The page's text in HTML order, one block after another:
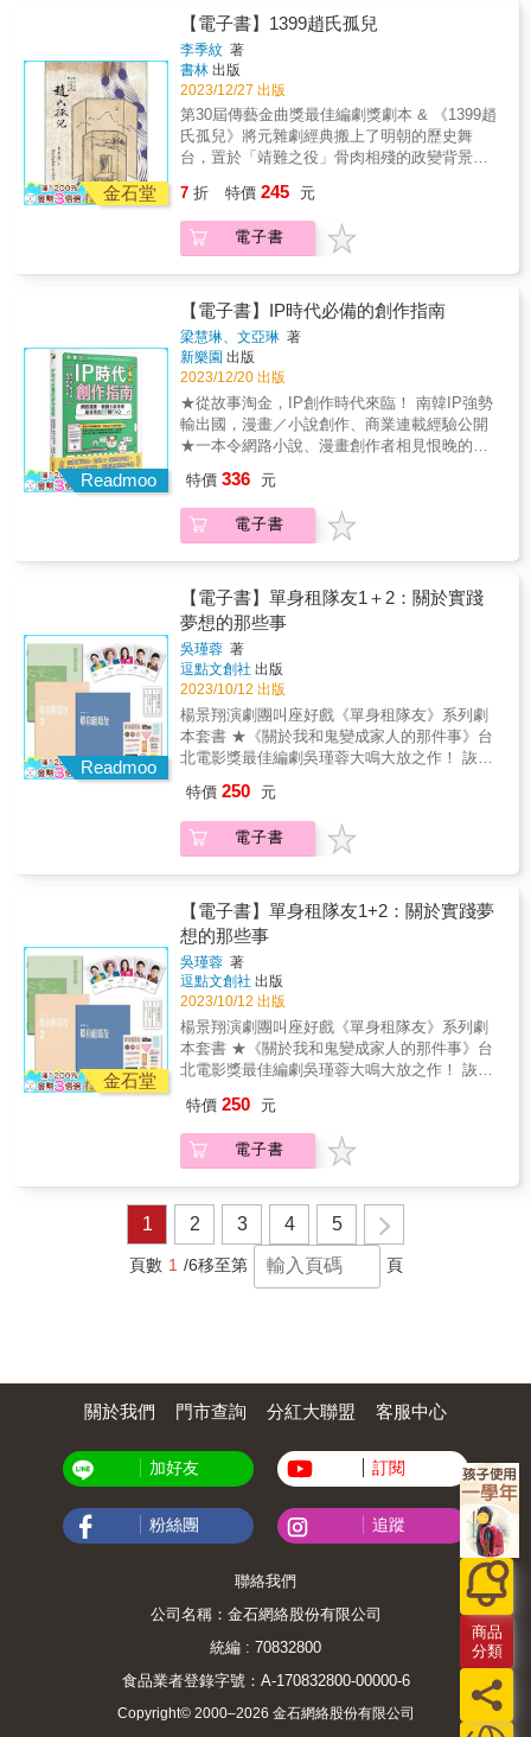
程中的試煉，英雄必須克服或避開它們。待在
舒適圈（或留在安慰者的懷抱），這個誘惑可
以很強烈，甚至有時可能難以抗拒。但英雄必
須拒絕這個誘惑、繼續前進，勇敢高貴地面對
前方的危險。9. 向父親贖罪：這是旅程當中，
英雄情感最脆弱的環節。他在這個點上必須正
視自己性格中某個從第一幕就開始牽絆他的面
向，而它在接下來的故事高潮中會決定他的命
運。儘管這個階段在字面上看似專指男性，但
改變，成長為一個能力更強的人，比如哈利波
特必須從失去鄧不利多（某種父親形象）的傷
痛中平復，此後獨力對抗佛地魔。10. 神化：英
雄必須抱著一份自信與清明的意識面對「神
化」議題。這是英雄在旅程中達致更崇高觀點
（perspective）的階段，往往以英雄「故我」
（former self）之死的方式來體現，但有時也會
以一種豁然開朗的態度來詮釋，是導向敘事高
潮的一個突破點。這個階段通常是將英雄推向
最後勝利的動因。11. 終極的恩賜：這是故事的
實質高潮，指推展劇情的物件、人物或目標，
是驅動英雄動機之關鍵事物，但不必然詳細具
體，比如在《黑色追緝令》中，從來沒有具體
交代皮箱裡究竟是什麼東西，這只皮箱卻引領
了所有角色展開這場瘋狂的旅程。◎第三幕：
如今可能顯得非常遜色，因此拒絕回歸，況且
回歸的旅程也可能非常危險。「回歸」是「英
雄旅程」第三幕的開端，雖然比「啟程」短，
但也應該包含衝突在內。13. 魔幻脫逃：這是英
雄（一行人）必須逃出生天的關鍵點，通常會
需要旅途上遭遇之人物提供的協助，比如《綠
野仙蹤》裡桃樂絲想回到堪薩斯就需要憑藉超
凡的信念。14. 外來的救援：英雄有時必須借助
外力走出死亡的蔭谷，比如《魔戒》的佛羅多
雖然摧毀了宰制他們所有人的魔戒後，但這不
候，第二幕出現的那些巨鷹再次現身，成了他
們的工具。15. 跨越回歸的門檻：當英雄踏上歸
鄉的路途，這時候應該公開展現他們性格中的
混亂與紛擾，回到家鄉。已不同於過往的英
雄，一定很難適應原來的世界，經歷一種類似
創傷症候群的時期。16. 兩個世界的主人：英雄
在旅程中學到了許多，並且將它們帶回家鄉。
不論在踏上旅程之前，他們有過怎樣的遭遇，
都跟他們後來的經歷相形失色。英雄這時已經
更有能力，也更堅毅。他們征服了不尋常的世
界，現在也可以駕馭現實世界了。17. 自在的生
雄，生命變得更為豐富完整，生活也更自在從
容。就許多方面來說，「英雄旅程」展現的是
個人／角色某個層面的死亡、重生為「全新之
人」的故事。變動是恆常的。「英雄旅程」是
／生活的變動、面對自己的失敗後再繼續往前
看、如何縝密規劃使故事成為可能的過程。這
是一份信仰聲明，證明為故事發聲及提供形式
的藝術與工作至為重要。——Zach Riddley，
華特迪士尼幻想工程創意組合執行長對我們長
期職業生涯都在沉浸式敘事世界裡錘鍊的人來
說，我們已經明白，我們的道路不是一種選
擇，而是我們被拋到這地球上要去做的事。這
或缺的工具。 無論你面臨什麼問題，無論挑戰
多大，或是在哪個行業裡，所有解決問題的根
本都是故事。去識別一個引人入勝的故事，並
司負責人。無論你創造令人難忘的體驗是取自
歷史、或是來自想像，也不論你是資深的說故
事人，還是才剛起步探索故事的力量，瑪格麗
特提供了一本精彩好讀的書，制定了堅實的框
架，讓我們得以透過故事了解自己與他人，積
極建立獨特的聯繫。——Taylor Stoermer，約
翰‧霍普金斯大學高階學術課程博物館與遺產研
究講師 我認為沒有比瑪格麗特‧凱瑞森透過這個
沉浸式說故事的世界更好的指南了。 這本書就
解，並借鑑她在這個行業積累的智慧和經驗。
無論你是希望進入這個刺激的媒介，還是經驗
豐富的老手，都會發現許多的靈感。 跟著瑪格
麗特的帶領，你不會後悔的！——Steven
Spiegel，華特迪士尼幻想工程故事編輯長 在參
加一次精彩的沉浸式製作後，許多人都對嘗試
製作一件橫空出世的作品有所啟發。絕大多數
人很快就發現不知道該從哪裡做開。 終於，瑪
格麗特‧凱瑞森給了他們答案。就是這個。帶著
這本書。他們從這本書開始。——Noah J.
Nelson，No Proscenium發行人
書籍《沉浸式敘事法》終於讓我們有一本為適
地性娛樂製作故事的權威指南，以她在故事工
藝方面的真實世界經驗為後盾。無論你在哪個
領域，這本書都會幫你創造引人入勝的故事，
捕捉並緊握觀眾的心和注意力。——Bob
Rogers，BRC Imagination Arts創辦人兼執行
長瑪格麗特‧凱瑞森《沉浸式敘事法》寫得就像
對普世敘事的熱愛，為讀者創造一份路線圖，
Williams，獲獎製作人，Kinetic Energy
Entertainment共同創辦人沉浸式敘事是非凡的
藝術，把我們的思緒帶去其他地方，帶到新
的、令人興奮的東西上。 故事就在我們身邊，
是我們的一部分。這本書幫助我們更瞭解如何
看、如何縝密規劃使故事成為可能的過程。這
是一份信仰聲明，證明為故事發聲及提供形式
的藝術與工作至為重要。——Zach Riddley，
華特迪士尼幻想工程創意組合執行長對我們長
期職業生涯都在沉浸式敘事世界裡錘鍊的人來
說，我們已經明白，我們的道路不是一種選
擇，而是我們被拋到這地球上要去做的事。這
本書為所有不同專業領域的說故事人提供不可
或缺的工具。 無論你面臨什麼問題，無論挑戰
多大，或是在哪個行業裡，所有解決問題的根
答案。——Valerie Faithorn，故事空間設計公
司負責人。無論你創造令人難忘的體驗是取自
歷史、或是來自想像，也不論你是資深的說故
事人，還是才剛起步探索故事的力量，瑪格麗
特提供了一本精彩好讀的書，制定了堅實的框
架，讓我們得以透過故事了解自己與他人，積
極建立獨特的聯繫。——Taylor Stoermer，約
翰‧霍普金斯大學高階學術課程博物館與遺產研
究講師 我認為沒有比瑪格麗特‧凱瑞森透過這個
沉浸式說故事的世界更好的指南了。 這本書就
解，並借鑑她在這個行業積累的智慧和經驗。
無論你是希望進入這個刺激的媒介，還是經驗
豐富的老手，都會發現許多的靈感。 跟著瑪格
麗特的帶領，你不會後悔的！——Steven
Spiegel，華特迪士尼幻想工程故事編輯長 在參
加一次精彩的沉浸式製作後，許多人都對嘗試
製作一件橫空出世的作品有所啟發。絕大多數
人很快就發現不知道該從哪裡做開。 終於，瑪
格麗特‧凱瑞森給了他們答案。就是這個。帶著
這本書。他們從這本書開始。——Noah J.
Nelson，No Proscenium發行人
了創作者的想像力，得以用更多的細節塑造出
這些生動的人物，成為經典的影視或文學角
色。 ◆從理解原型出發，幫助你學會運用原型
來創造獨特的角色，開展原創的故事。 &bull;
運用原型的時候也需要發揮創意：《黑道家
族》（The Sopranos）影集裡黑幫老大東尼是
這個原型，《歡樂單身派對》（Seinfeld）影集
的傑瑞‧史菲德則是此一原型的喜劇變化版；
《異形》（Alien）裡的雪歌妮薇佛角色的原型
是「雅馬遜女戰士」，《麻辣女王》（Miss
Congeniality）裡的珊卓布拉克角色也是！
&bull;結合不同的原型，讓角色更真實：就像我
下，主導的原型會出面接管，構成角色的一致
性。 ◆為角色選擇「陰性旅程」或「陽性旅
程」，擴充你筆下的故事「陰性」係指主角深
入自己的內心世界，整個故事中從頭到尾一直
在改變，從覺醒到重生，例如《鐵達尼號》的
羅絲；「陽性」指主角一直抗拒內心的改變，
直到必須做出抉擇，是要覺醒後取得勝利，抑
或抗拒改變後失敗，例如《白鯨記》的亞哈船
長。 成功的人物塑造不脫心理原型。 角色的歷
者進行人物設定的必備工具書，引導他們為角
色創作出有血有肉的豐富形象，以此為基礎上
再加入情節，幫助筆下的人物踏上他們應該選
擇的旅程。 對於那些只是單純喜愛故事的一般
讀者，本書不只可以教會他們解構文學、影視
作品，懂得歸納角色的性格特質，發現他們與
其選擇的旅程之間的必然性，成為「深度」閱
聽者，更可以透過本書真正地認識自己，解開
你一直不明所以的性格之謎，因為，「原型」
比你更了解你自己。 專業推薦 ◆故事寫作 子
雍｜故事結構課程講師 東默農｜知名編劇講師
郝譽翔｜國立台北教育大學語創系教授 劉梓潔
師 蘇恂慧｜璞成心遇空間心理諮商所所長／心
理叢書作家 蘇益賢｜臨床心理師 （依姓氏筆畫
序） &
物？ 脫胎台灣五大奇案，探問世上因果百態──
& 每個城市都有一顆擁有者賣不掉、一般人買
不起的都市之瘤。那是一座住商混合大樓，因
形形色色理由而終究在精華地段荒蕪，風波不
斷、再起不能。 & 《十殿》就是以這樣一棟大
樓為背景，加上「台灣五大奇案」元素發展交
織的十段故事。〈奈何橋〉與〈輪迴道〉互有
關聯又可獨自成篇，起自九〇年代的風華，到
近未來，跨距三十年，展演人們生活在其中的
際大樓」落成在即，卻有人墜樓身亡。以工安
意外事故結案後，大樓風光開幕，立即成為青
年男女歡灑青春的娛樂所在，樓中套雅房也祕
密活躍著各種聲色犬馬。而九二一地震讓一切
風雲變色，大樓被判定為危樓，商業活動終
止，但住戶們卻遲遲沒搬出去，自成生態
&hellip;&hellip; & 它是鬼影幢幢之地，是外遇
的初始與結束，是拖不動的長照困局，是神明
面前的恐怖瀕死，是來自未來的詐騙電話，是
律師的私刑正義，是「你有愛過我嗎？」
&hellip;&hellip;一棟樓中，人間千百罪過流轉牽
連，誰能得知其因何由？其果何往？ & 本書特
色 & ‧全書為台、華語全本對照，並適時隨文附
上字詞發音，台語初學者也能友善閱讀。 ‧透過
自然生動的人物對話，培養日常語感，熟悉生
語獨有的語言之美。 &
金石堂
【電子書】1399趙氏孤兒
李季紋 著
書林 出版
2023/12/27 出版
第30屆傳藝金曲獎最佳編劇獎劇本 & 《1399趙
氏孤兒》將元雜劇經典搬上了明朝的歷史舞
台，置於「靖難之役」骨肉相殘的政變背景
脅迫其合作造反。此時朱權的戲班也從大寧來
到禁宮中，搬演了全本《趙氏孤兒》：一齣捨
身取義、感天動地的好戲，在嚴峻的政治危機
結構，重現了元雜劇蒼勁豪邁的演出盛況，並
賦予此劇與當代觀眾對話的意義。於第30屆傳
藝金曲獎獲得4項提名（最佳團體演出、最佳編
劇、最佳音樂設計、最佳個人表演新秀），並
榮獲最佳編劇獎。 & 本書特色 & 1. 國立台北藝
術大學合作出版「華劇本色」系列本土創作劇
本。 2. 重新詮釋元代雜劇《趙氏孤兒》，以及
新創編腔、曲調與音樂創作。 3. 劇本原文以標
準化台語漢字呈現，並附上英譯與戲曲曲譜，
曲創作者閱讀。 &
7 折 特價 245 元
電子書
Readmoo
【電子書】IP時代必備的創作指南
梁慧琳、文亞琳 著
新樂園 出版
2023/12/20 出版
★從故事淘金，IP創作時代來臨！ 南韓IP強勢
輸出國，漫畫／小說創作、商業連載經驗公開
★一本令網路小說、漫畫創作者相見恨晚的實
解答58個網路漫畫、小說作家最想問、沒人教
的難題 ★收錄超實用學習單，現學現用：濃縮
業界打滾多年實戰精華 & ●不管怎麼想，都卡
設定主角缺點怎麼辦？ ●一定要看讀者的留言
嗎？ ●不會寫激情畫面，還能算是BL嗎？ ●會
創作故事就好了，為什麼要交一句話大綱？ ●
終於有平台要跟我簽約了，但是這個合約條件
好嗎？ & 關於創作、商業連載的種種疑問， 從
尋找作品點子到連載後的意志管理，本書一網
打盡！ 第一本網路漫畫、網路小說等連載型內
容的故事寫作法！ & 粱慧琳、文亞琳是韓國清
江文化產業大學漫畫內容學校網路漫畫內容專
職教授，擁有豐富的網路漫畫、網路小說創作
作品及商業連載過程中，所碰到的種種問題解
答集。以前，這些問題不知該問誰，只能獨自
摸索、從做中學、土法煉鋼的方式克服；如
貼身指導。 & ◎設定故事架構，靠小說、戲劇
大師傳世的創作理論 戲劇、故事必學的三幕劇
架構，超實用講解，網路小說、漫畫創作立即
套用。 & ◎改編影視IP作品，創作技巧剖析
《死亡筆記本》、《屍速列車》、《奶酪陷
阱》、《魔道祖師》、《SWEET HOME》、
《航海王》等，人物設定、劇情安排
&hellip;&hellip;如何設定安排。 & ◎商業連載
的提案企畫書怎麼寫？ ‧寫不出吸引人的一句話
連載後，配角愈來愈多，這樣好嗎？ & 網路漫
畫、網路小說等連載故事，無法套用現有寫作
公式。因此，你需要有實戰經驗的導師引領，
解決種種遇到的各種煩惱，包括：想寫出不落
俗套的故事，如何牢牢抓住讀者的心，不斷追
更等。 & 這是一本含金量超高，直接濃縮業界
實戰經驗的工具書，想搶搭IP創作鍊金風潮的
特價 336 元
電子書
Readmoo
【電子書】單身租隊友1＋2：關於實踐
夢想的那些事
吳瑾蓉 著
逗點文創社 出版
2023/10/12 出版
楊景翔演劇團叫座好戲《單身租隊友》系列劇
本套書 ★《關於我和鬼變成家人的那件事》台
北電影獎最佳編劇吳瑾蓉大鳴大放之作！ 詼諧
會的生存面貌，直面愛情叢林中的現實生態 &
套書內含《單身租隊友》、《單身租隊友2》劇
本書！還有驚喜滿滿的《室友留言板》！ &
我們耗盡力氣找的東西真的能滿足我們嗎？」
&mdash;&mdash;編劇 吳瑾蓉 & 大齡女子的婚
育焦慮、陽剛職場上的同志困境、因為太窮被
迫斜槓的女青年......；三位共租公寓的單身室
友，在積極脫魯的過程中，陪伴彼此，面對人
生的難題。 & 「爸，你有想過，你覺得很好，
別人也會覺得很好，他為什麼要喜歡我？」 &
「你們有什麼男人在金星、女人在火星，一堆
書可以參考，我們什麼都沒有。我不知道，我
想像中的幸福，到底對不對？有人可以當同志
鐘小天后- Lulu黃路梓茵 ★百變創作藝人-又仁
★劇場喜劇女王 - Kim 程鈺婷 ★台灣漫才天團
『達康.COME』- 康康 何瑞康 ★劇場王牌笑
匠-老爹 林家麒 & 「所有『有』的東西，都是
給人看的。...但是『沒有』的東西，只有自己
知道：無煩無惱，無病無痛，無憂無愁。這些
是別人看不到的，別人不會羨慕你，但那才是
真的。」 & 「也許有一天我會妥協買房子的條
惑、難堪與空虛，引領我們體驗人生之萬萬難
【租隊友獨家典藏套裝】 ★《關於我和鬼變成
家人的那件事》台北電影獎最佳編劇吳瑾蓉，
《單身租隊友一＋二》原創版劇作書！ ★《室
友留言版》：精彩元素典藏冊，收錄室友編年
史、精彩劇照與真情留言，忠粉必藏！ ★ 五款
【室友門禁卡】【租隊友公約卡】，一次蒐
齊！ ★ 隨書附贈爆笑警世金句貼紙！讓你隨處
貼、隨時人間清醒！ & 經典金句： 「永遠不要
說自己老，你只會比現在更老，現在就是妳接
下來漫長的人生中最年輕的時候！」 「為什麼
求婚要下跪，因為結婚很恐怖啊，誰會下跪求
對方什麼事情啊？」 「有快一半的人，結婚
了，終點也是分手啊。」 「因為妳辛苦太久
特價 250 元
電子書
金石堂
【電子書】單身租隊友1+2：關於實踐夢
想的那些事
吳瑾蓉 著
逗點文創社 出版
2023/10/12 出版
楊景翔演劇團叫座好戲《單身租隊友》系列劇
本套書 ★《關於我和鬼變成家人的那件事》台
北電影獎最佳編劇吳瑾蓉大鳴大放之作！ 詼諧
會的生存面貌，直面愛情叢林中的現實生態 &
套書內含《單身租隊友》、《單身租隊友2》劇
本書！還有驚喜滿滿的《室友留言板》！ &
我們耗盡力氣找的東西真的能滿足我們嗎？」
&mdash;&mdash;編劇 吳瑾蓉 & 大齡女子的婚
育焦慮、陽剛職場上的同志困境、因為太窮被
迫斜槓的女青年......；三位共租公寓的單身室
想像中的幸福，到底對不對？有人可以當同志
鐘小天后- Lulu黃路梓茵 ★百變創作藝人-又仁
★劇場喜劇女王 - Kim 程鈺婷 ★台灣漫才天團
『達康.COME』- 康康 何瑞康 ★劇場王牌笑
匠-老爹 林家麒 & 「所有『有』的東西，都是
給人看的。...但是『沒有』的東西，只有自己
知道：無煩無惱，無病無痛，無憂無愁。這些
是別人看不到的，別人不會羨慕你，但那才是
真的。」 & 「也許有一天我會妥協買房子的條
件，但談戀愛我不想妥協。」 & 「門後面有什
麼樣的鬼，比真的鬼更恐怖，因為想像的恐懼
會無限蔓延，而且每個人的恐懼都是自己的，
不是別人塞給你的。」&mdash;&mdash;編劇
吳瑾蓉 & 從凱莉、志強與丹丹面對未知的困
惑、難堪與空虛，引領我們體驗人生之萬萬難
特價 250 元
電子書
1 2 3 4 5
頁數 1 /6移至第 頁
商品
分類
關於我們 門市查詢 分紅大聯盟 客服中心
加好友 訂閱
粉絲團 追蹤
聯絡我們
公司名稱：金石網絡股份有限公司
統編 : 70832800
食品業者登錄字號：A-170832800-00000-6
Copyright© 2000–2026 金石網絡股份有限公司